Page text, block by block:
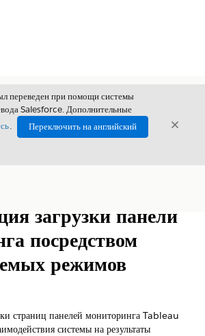
переведен при помощи системы
Salesforce. Дополнительные
.
Переключить на английский
загрузки панели
посредством
режимов
страниц панелей мониторинга Tableau
системы на результаты